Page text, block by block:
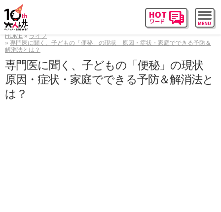
HOME
ライフ
専門医に聞く、子どもの「便秘」の現状 原因・症状・家庭でできる予防＆
解消法とは？
専門医に聞く、子どもの「便秘」の現状
原因・症状・家庭でできる予防＆解消法と
は？